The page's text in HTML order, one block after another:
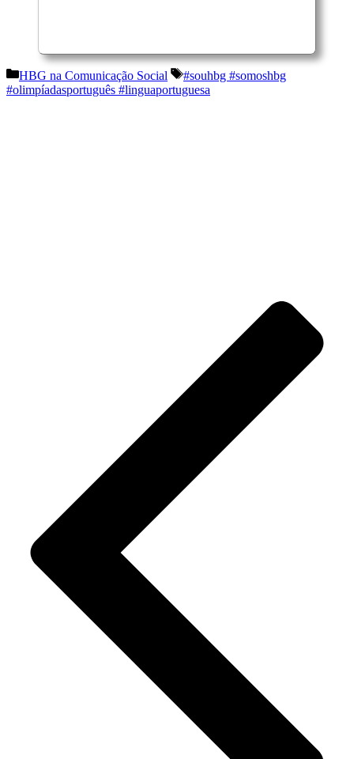
Categorias
HBG na Comunicação Social Etiquetas
#souhbg #somoshbg
#olimpíadasportuguês #linguaportuguesa